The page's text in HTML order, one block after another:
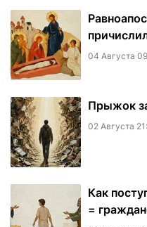
04 Августа
​Прыжок
02 Августа
Как
=